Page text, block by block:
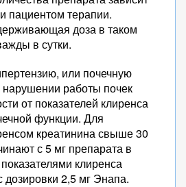
пациентом терапии.
доза в таком
в сутки.
или почечную
нарушении работы почек
от показателей клиренса
функции. Для
креатинина свыше 30
с 5 мг препарата в
клиренса
2,5 мг Энапа.